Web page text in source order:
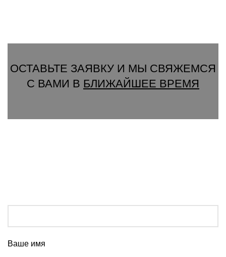
ОСТАВЬТЕ ЗАЯВКУ И МЫ СВЯЖЕМСЯ
С ВАМИ В БЛИЖАЙШЕЕ ВРЕМЯ
Ваше имя